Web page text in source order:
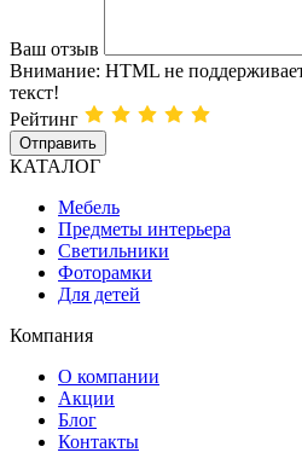
Ваш отзыв
Внимание: HTML не
текст!
Рейтинг
Отправить
КАТАЛОГ
Мебель
Предметы интерьера
Светильники
Фоторамки
Для детей
Компания
О компании
Акции
Блог
Контакты